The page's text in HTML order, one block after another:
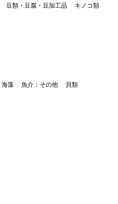
豆類・豆腐・豆加工品
キノコ類
海藻 魚介：その他 貝類